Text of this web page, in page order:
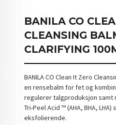
BANILA CO
CLEANSING
CLARIFYING
BANILA CO Clean It Zero
en rensebalm for fet og
regulerer talgproduksjon
Tri-Peel Acid ™ (AHA, BHA,
eksfolierende.